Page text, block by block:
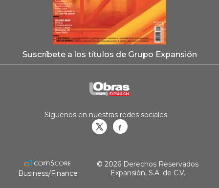
Suscríbete a los títulos de Grupo Expansión
Síguenos en nuestras redes sociales:
Business/Finance
© 2026 Derechos Reservados
Expansión, S.A. de C.V.